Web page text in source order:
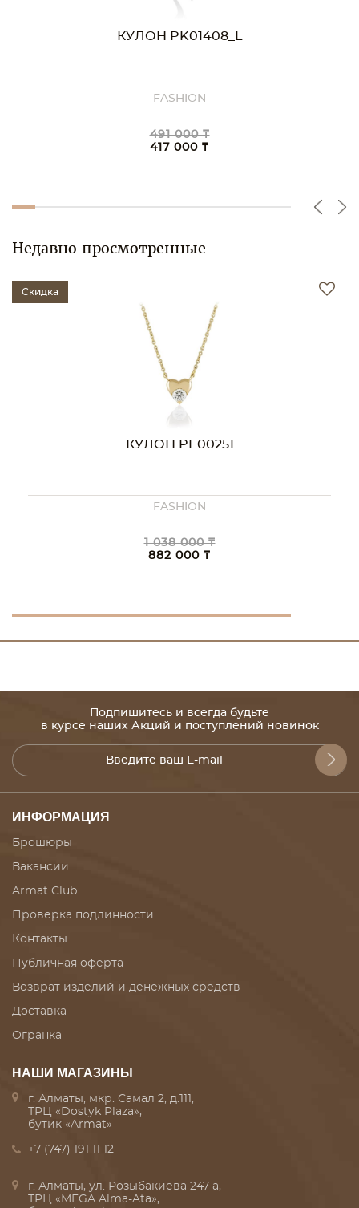
КУЛОН PK01408
Недавно просмотренные
Скидка
КУЛОН PE00251
FASHION
1 038 000 ₸
882 000 ₸
Подпишитесь и всегда будьте
в курсе наших Акций и поступлений новинок
ИНФОРМАЦИЯ
Брошюры
Вакансии
Armat Club
Проверка подлинности
Контакты
Публичная оферта
Возврат изделий и денежных средств
Доставка
Огранка
НАШИ МАГАЗИНЫ
г. Алматы, мкр. Самал 2, д.111,
ТРЦ «Dostyk Plaza»,
бутик «Armat»
+7 (747) 191 11 12
г. Алматы, ул. Розыбакиева 247 а,
ТРЦ «MEGA Alma-Ata»,